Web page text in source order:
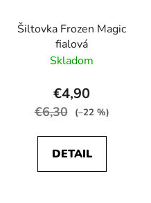
Šiltovka Frozen Magic
fialová
Skladom
€4,90
€6,30 (–22 %)
DETAIL